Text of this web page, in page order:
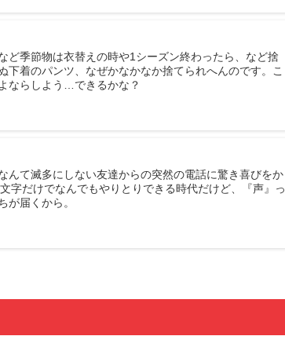
ど季節物は衣替えの時や1シーズン終わったら、など捨
下着のパンツ、なぜかなかなか捨てられへんのです。こ
ならしよう…できるかな？
んて滅多にしない友達からの突然の電話に驚き喜びをか
字だけでなんでもやりとりできる時代だけど、『声』っ
が届くから。